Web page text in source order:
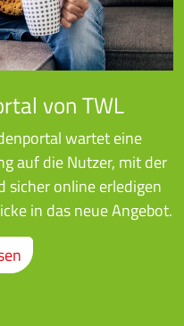
von TWL
wartet eine
auf die Nutzer, mit der
sicher online erledigen
in das neue Angebot.